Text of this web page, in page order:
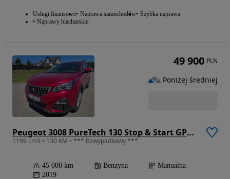
Usługi finansowe Naprawa samochodów Szybka naprawa
Naprawy blacharskie
Peugeot 3008 PureTech 130 Stop & Start GPF Active
1199 cm3 • 130 KM • *** Bzwypadkowy ***
45 000 km Benzyna
Manualna
2019
49 900 PLN
Poniżej średniej